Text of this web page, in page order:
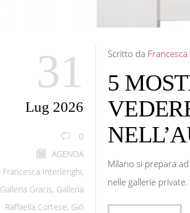
31
Lug 2026
0
AGENDA
Francesca Interlenghi,
Galleria Gracis, Galleria
Raffaella Cortese, Gió
Scritto da Francesca
5
Milano si prepara
nelle gallerie